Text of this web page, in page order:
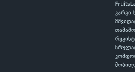
კარგი